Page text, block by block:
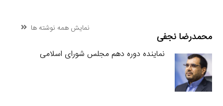
محمدرضا نجفی
نمایش همه نوشته ها
نماینده دوره دهم مجلس شورای اسلامی